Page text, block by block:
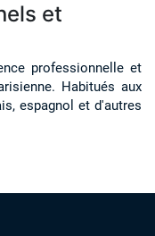
et
professionnelle et
Habitués aux
espagnol et d'autres